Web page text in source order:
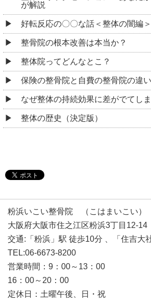
が解説
好転反応の〇〇な話＜整体の闇編＞
整骨院の根本改善は本当か？
整体院ってどんなとこ？
保険の整骨院と自費の整骨院の違
なぜ整体の持続効果に差がでてし
整体の歴史（決定版）
粉浜いこい整骨院 （こはまいこい）
大阪府大阪市住之江区粉浜3丁目12-14
交通:「粉浜」駅 徒歩10分 、「住吉大
TEL:06-6673-8200
営業時間：9：00～13：00
16：00～20：00
定休日：土曜午後、日・祝